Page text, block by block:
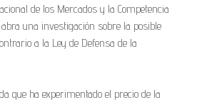
de los Mercados y la Competencia
abra una investigación sobre la posible
a la Ley de Defensa de la
que ha experimentado el precio de la